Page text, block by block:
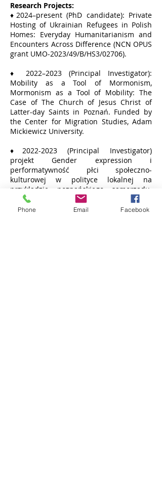
Research Projects:
♦2024–present (PhD candidate): Private
Hosting of Ukrainian Refugees in Polish
Homes: Everyday Humanitarianism and
Encounters Across Difference (NCN OPUS
grant UMO-2023/49/B/HS3/02706).
♦ 2022–2023 (Principal Investigator):
Mobility as a Tool of Mormonism,
Mormonism as a Tool of Mobility: The
Case of The Church of Jesus Christ of
Latter-day Saints in Poznań. Funded by
the Center for Migration Studies, Adam
Mickiewicz University.
♦ 2022-2023(Principal Investigator)
projekt Gender expression i
performatywność płci społeczno-
kulturowej w polityce lokalnej na
przykładzie poznańskiego samorządu.
Funded under ID-UB grant no. 049
Study@Research.
Phone Email Facebook